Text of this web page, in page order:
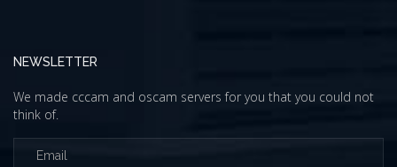
NEWSLETTER
We made cccam and oscam servers for you that you could not
think of.